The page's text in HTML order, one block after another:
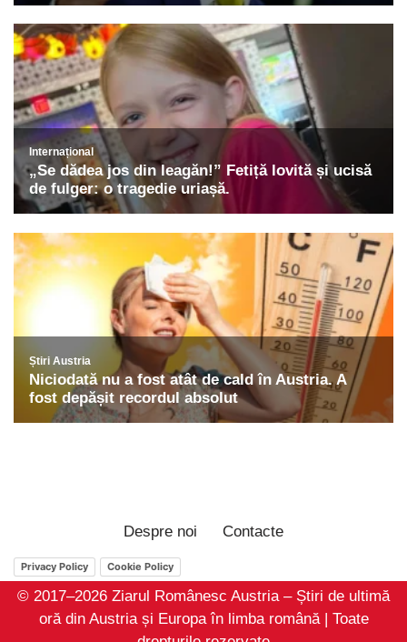
Despre noi Contacte
Privacy Policy Cookie Policy
© 2017–2026 Ziarul Românesc Austria – Știri de ultimă
oră din Austria și Europa în limba română | Toate